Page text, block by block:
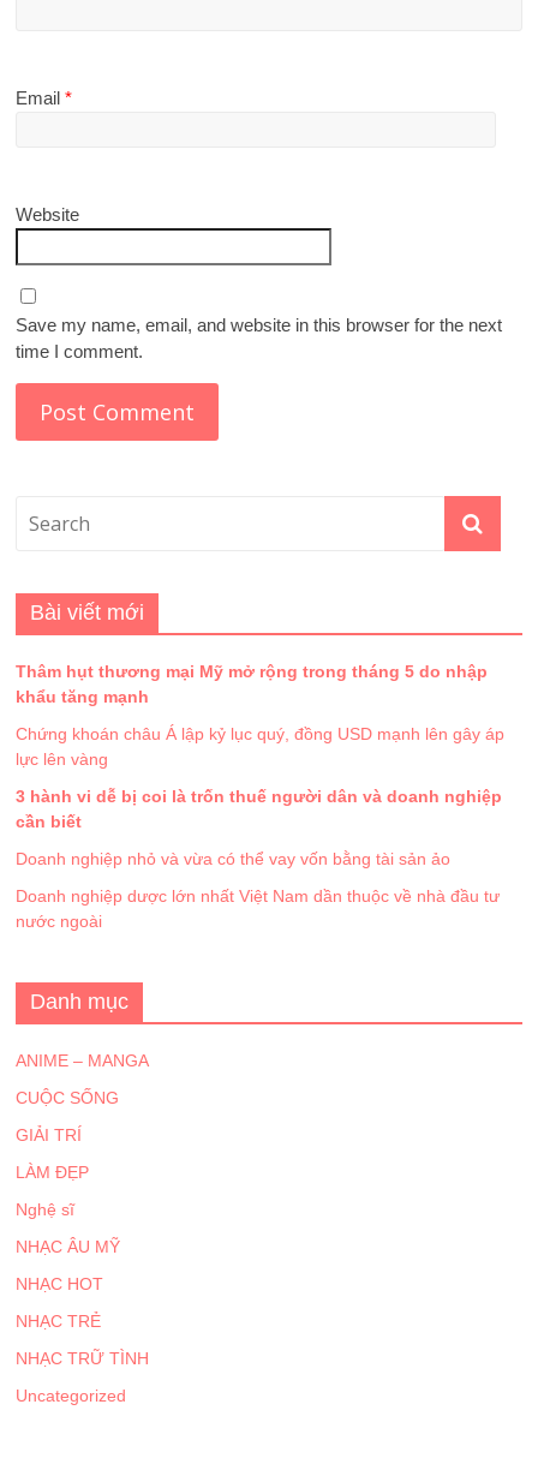
Email*
Website
Save my name, email, and website in this browser for the next
time I comment.
Bài viết mới
Thâm hụt thương mại Mỹ mở rộng trong tháng 5 do nhập
khẩu tăng mạnh
Chứng khoán châu Á lập kỷ lục quý, đồng USD mạnh lên gây áp
lực lên vàng
3 hành vi dễ bị coi là trốn thuế người dân và doanh nghiệp
cần biết
Doanh nghiệp nhỏ và vừa có thể vay vốn bằng tài sản ảo
Doanh nghiệp dược lớn nhất Việt Nam dần thuộc về nhà đầu tư
nước ngoài
Danh mục
ANIME – MANGA
CUỘC SỐNG
GIẢI TRÍ
LÀM ĐẸP
Nghệ sĩ
NHẠC ÂU MỸ
NHẠC HOT
NHẠC TRẺ
NHẠC TRỮ TÌNH
Uncategorized